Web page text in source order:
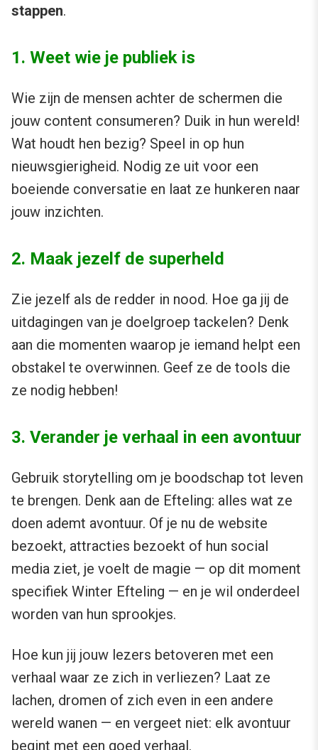
stappen.
1. Weet wie je publiek is
Wie zijn de mensen achter de schermen die
jouw content consumeren? Duik in hun wereld!
Wat houdt hen bezig? Speel in op hun
nieuwsgierigheid. Nodig ze uit voor een
boeiende conversatie en laat ze hunkeren naar
jouw inzichten.
2. Maak jezelf de superheld
Zie jezelf als de redder in nood. Hoe ga jij de
uitdagingen van je doelgroep tackelen? Denk
aan die momenten waarop je iemand helpt een
obstakel te overwinnen. Geef ze de tools die
ze nodig hebben!
3. Verander je verhaal in een avontuur
Gebruik storytelling om je boodschap tot leven
te brengen. Denk aan de Efteling: alles wat ze
doen ademt avontuur. Of je nu de website
bezoekt, attracties bezoekt of hun social
media ziet, je voelt de magie — op dit moment
specifiek Winter Efteling — en je wil onderdeel
worden van hun sprookjes.
Hoe kun jij jouw lezers betoveren met een
verhaal waar ze zich in verliezen? Laat ze
lachen, dromen of zich even in een andere
wereld wanen — en vergeet niet: elk avontuur
begint met een goed verhaal.